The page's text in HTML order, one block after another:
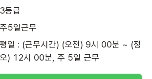
3등급
주5일근무
평일 : (근무시간) (오전) 9시 00분 ~ (정
오) 12시 00분, 주 5일 근무